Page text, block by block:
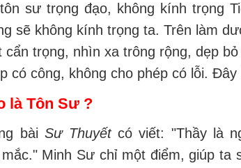
sư trọng đạo, không kính trọng
sẽ không kính trọng ta. Trên làm
cẩn trọng, nhìn xa trông rộng, dẹp
có công, không cho phép có lỗi.
là Tôn Sư ?
bài Sư Thuyếtcó viết: "Thầy là
Minh Sư chỉ một điểm, giúp ta